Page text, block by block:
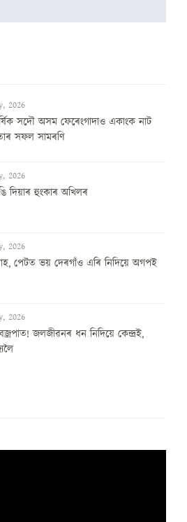
2026
সদৌ অসম ফেৰেংগাদাও একাংক নাট
সফল সামৰণি
2026
দিয়াৰ হুংকাৰ অখিলৰ
2026
পেটত ভয় দেৰগাঁও এৰি নিদিয়ে অগপই
2026
জলজীৱনৰ ধন নিদিয়ে কেন্দ্ৰই,